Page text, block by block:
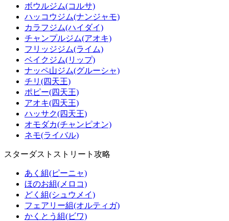
ボウルジム(コルサ)
ハッコウジム(ナンジャモ)
カラフジム(ハイダイ)
チャンプルジム(アオキ)
フリッジジム(ライム)
ベイクジム(リップ)
ナッペ山ジム(グルーシャ)
チリ(四天王)
ポピー(四天王)
アオキ(四天王)
ハッサク(四天王)
オモダカ(チャンピオン)
ネモ(ライバル)
スターダストストリート攻略
あく組(ピーニャ)
ほのお組(メロコ)
どく組(シュウメイ)
フェアリー組(オルティガ)
かくとう組(ビワ)